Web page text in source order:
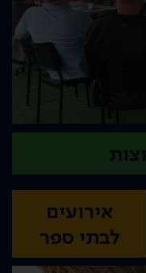
אירועים
לבתי ספר